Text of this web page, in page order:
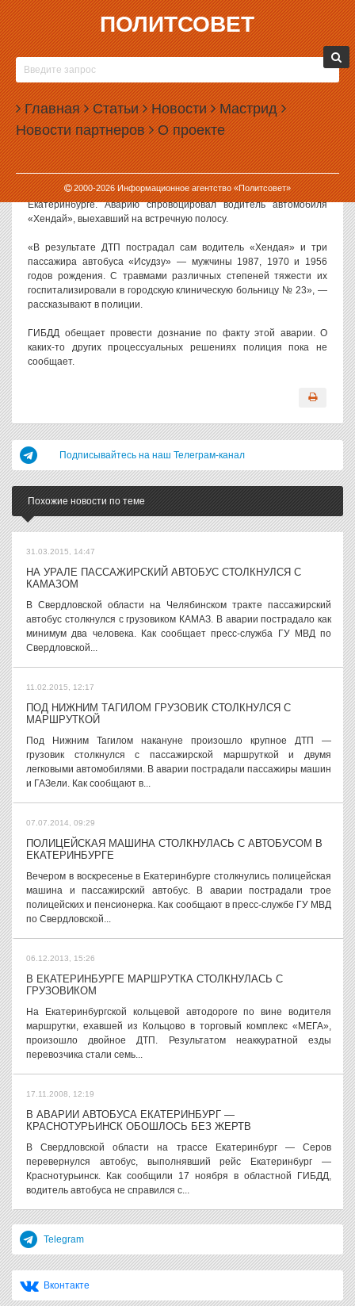
ПОЛИТСОВЕТ
Главная Статьи Новости Мастрид
Новости партнеров О проекте
2000-2026Информационное агентство «Политсовет»
18.08.2015, 09:39
ЧЕТЫРЕ ЕКАТЕРИНБУРЖЦА ПОСТРАДАЛИ В
ДТП С АВТОБУСОМ
В Екатеринбурге произошло ДТП с участием пассажирского
автобуса. В аварии пострадали четыре человека, включая
пассажиров этого автобуса.
Как сообщают в пресс-службе ГУ МВД по Свердловской области,
ДТП произошло накануне днем на улице Краснофлотцев в
Екатеринбурге. Аварию спровоцировал водитель автомобиля
«Хендай», выехавший на встречную полосу.
«В результате ДТП пострадал сам водитель «Хендая» и три
пассажира автобуса «Исудзу» — мужчины 1987, 1970 и 1956
годов рождения. С травмами различных степеней тяжести их
госпитализировали в городскую клиническую больницу № 23», —
рассказывают в полиции.
ГИБДД обещает провести дознание по факту этой аварии. О
каких-то других процессуальных решениях полиция пока не
сообщает.
Подписывайтесь на наш Телеграм-канал
Похожие новости по теме
31.03.2015, 14:47
НА УРАЛЕ ПАССАЖИРСКИЙ АВТОБУС СТОЛКНУЛСЯ С
КАМАЗОМ
В Свердловской области на Челябинском тракте пассажирский
автобус столкнулся с грузовиком КАМАЗ. В аварии пострадало как
минимум два человека. Как сообщает пресс-служба ГУ МВД по
Свердловской...
11.02.2015, 12:17
ПОД НИЖНИМ ТАГИЛОМ ГРУЗОВИК СТОЛКНУЛСЯ С
МАРШРУТКОЙ
Под Нижним Тагилом накануне произошло крупное ДТП —
грузовик столкнулся с пассажирской маршруткой и двумя
легковыми автомобилями. В аварии пострадали пассажиры машин
и ГАЗели. Как сообщают в...
07.07.2014, 09:29
ПОЛИЦЕЙСКАЯ МАШИНА СТОЛКНУЛАСЬ С АВТОБУСОМ В
ЕКАТЕРИНБУРГЕ
Вечером в воскресенье в Екатеринбурге столкнулись полицейская
машина и пассажирский автобус. В аварии пострадали трое
полицейских и пенсионерка. Как сообщают в пресс-службе ГУ МВД
по Свердловской...
06.12.2013, 15:26
В ЕКАТЕРИНБУРГЕ МАРШРУТКА СТОЛКНУЛАСЬ С
ГРУЗОВИКОМ
На Екатеринбургской кольцевой автодороге по вине водителя
маршрутки, ехавшей из Кольцово в торговый комплекс «МЕГА»,
произошло двойное ДТП. Результатом неаккуратной езды
перевозчика стали семь...
17.11.2008, 12:19
В АВАРИИ АВТОБУСА ЕКАТЕРИНБУРГ —
КРАСНОТУРЬИНСК ОБОШЛОСЬ БЕЗ ЖЕРТВ
В Свердловской области на трассе Екатеринбург — Серов
перевернулся автобус, выполнявший рейс Екатеринбург —
Краснотурьинск. Как сообщили 17 ноября в областной ГИБДД,
водитель автобуса не справился с...
Telegram
Вконтакте